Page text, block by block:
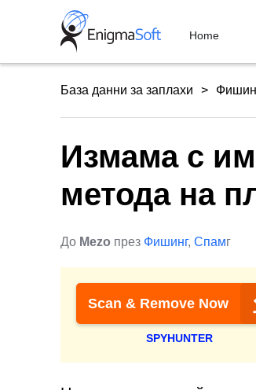
Home
База данни за заплахи
Измама с
метода на
До Mezo през Фишинг, Спамг
Scan & Remove Now
SPYHUNTER